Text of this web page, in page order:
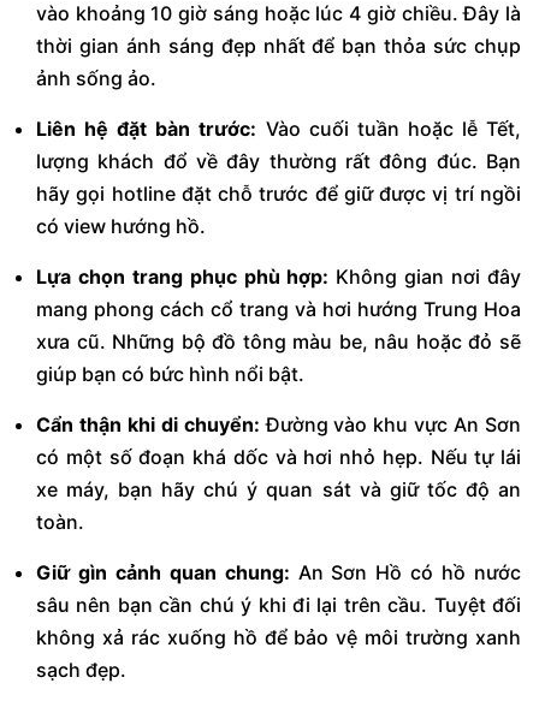
vào khoảng 10 giờ sáng hoặc lúc 4 giờ chiều. Đây là
thời gian ánh sáng đẹp nhất để bạn thỏa sức chụp
ảnh sống ảo.
Liên hệ đặt bàn trước: Vào cuối tuần hoặc lễ Tết,
lượng khách đổ về đây thường rất đông đúc. Bạn
hãy gọi hotline đặt chỗ trước để giữ được vị trí ngồi
có view hướng hồ.
Lựa chọn trang phục phù hợp: Không gian nơi đây
mang phong cách cổ trang và hơi hướng Trung Hoa
xưa cũ. Những bộ đồ tông màu be, nâu hoặc đỏ sẽ
giúp bạn có bức hình nổi bật.
Cẩn thận khi di chuyển: Đường vào khu vực An Sơn
có một số đoạn khá dốc và hơi nhỏ hẹp. Nếu tự lái
xe máy, bạn hãy chú ý quan sát và giữ tốc độ an
toàn.
Giữ gìn cảnh quan chung: An Sơn Hồ có hồ nước
sâu nên bạn cần chú ý khi đi lại trên cầu. Tuyệt đối
không xả rác xuống hồ để bảo vệ môi trường xanh
sạch đẹp.